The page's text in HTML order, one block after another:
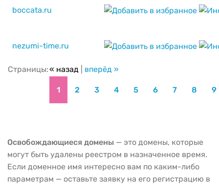
boccata.ru
nezumi-time.ru
Страницы:« назад вперёд »
1 2 3 4 5 6 7 8 9
Освобождающиеся домены — это домены, которые
могут быть удалены реестром в назначенное время.
Если доменное имя интересно вам по каким-либо
параметрам — оставьте заявку на его регистрацию в